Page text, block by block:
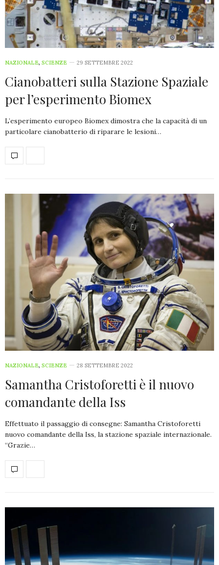
NAZIONALE, SCIENZE 29 SETTEMBRE 2022
Cianobatteri sulla Stazione Spaziale
per l’esperimento Biomex
L’esperimento europeo Biomex dimostra che la capacità di un
particolare cianobatterio di riparare le lesioni…
NAZIONALE, SCIENZE 28 SETTEMBRE 2022
Samantha Cristoforetti è il nuovo
comandante della Iss
Effettuato il passaggio di consegne: Samantha Cristoforetti
nuovo comandante della Iss, la stazione spaziale internazionale.
“Grazie…